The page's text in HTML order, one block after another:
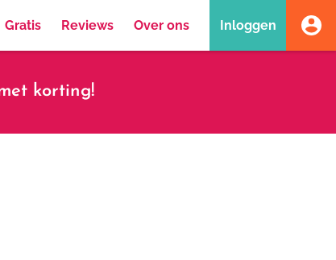
Gratis Reviews Over ons Inloggen
korting!